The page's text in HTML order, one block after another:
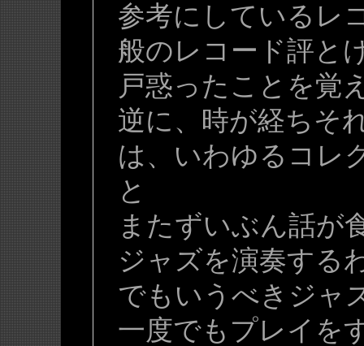
参考にしているレ
般のレコード評と
戸惑ったことを覚
逆に、時が経ちそ
は、いわゆるコレ
と
またずいぶん話が
ジャズを演奏する
でもいうべきジャ
一度でもプレイを